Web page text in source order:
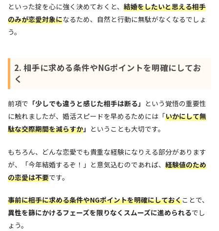
といった掟を心に強く決めておくと、 結婚をしたいと思える相手
のみが恋愛対象になるため、自然と行動に無駄がなくなるでしょ
う。
2. 相手に求める条件やNGポイントを明確にしてお
く
前項で 「少しでも違うと感じた相手は断る」 という覚悟の重要性
に触れましたが、婚活スピードを早めるためには「いかにして無
駄な交際期間を減らすか」 ということも大切です。
もちろん、どんな恋愛でも貴重な経験になりえる部分があります
が、「今年結婚するぞ！」と意気込むのであれば、 経験値のため
の恋愛は不要です。
事前に相手に求める条件やNGポイントを明確にしておくことで、
異性を篩にかけるフェーズを限りなくスムーズに進められるでし
ょう。